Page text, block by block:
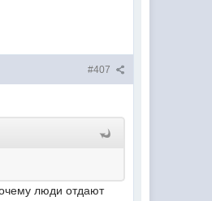
#407
люди отдают